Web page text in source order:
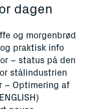
dagen
og morgenbrød
praktisk info
– status på den
stålindustrien
– Optimering af